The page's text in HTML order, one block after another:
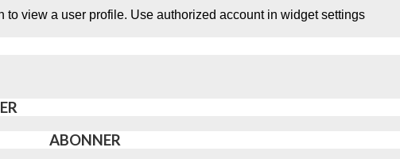
to view a user profile. Use authorized account in widget settings
ABONNER